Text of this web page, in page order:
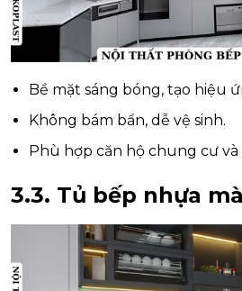
Bề mặt sáng bóng, tạo hiệu
Không bám bẩn, dễ vệ sinh.
Phù hợp căn hộ chung cư và
3.3. Tủ bếp nhựa